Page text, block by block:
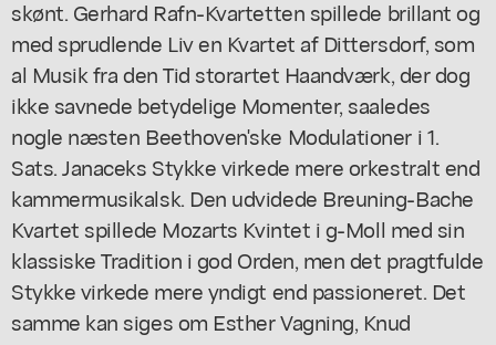
skønt. Gerhard Rafn-Kvartetten spillede brillant og
med sprudlende Liv en Kvartet af Dittersdorf, som
al Musik fra den Tid storartet Haandværk, der dog
ikke savnede betydelige Momenter, saaledes
nogle næsten Beethoven'ske Modulationer i 1.
Sats. Janaceks Stykke virkede mere orkestralt end
kammermusikalsk. Den udvidede Breuning-Bache
Kvartet spillede Mozarts Kvintet i g-Moll med sin
klassiske Tradition i god Orden, men det pragtfulde
Stykke virkede mere yndigt end passioneret. Det
samme kan siges om Esther Vagning, Knud